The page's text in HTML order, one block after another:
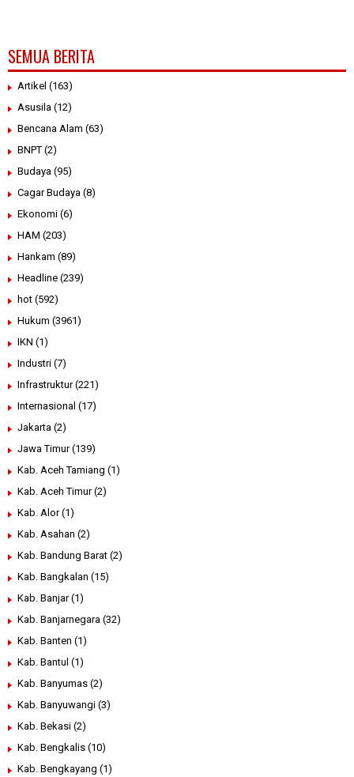
SEMUA BERITA
Artikel (163)
Asusila (12)
Bencana Alam (63)
BNPT (2)
Budaya (95)
Cagar Budaya (8)
Ekonomi (6)
HAM (203)
Hankam (89)
Headline (239)
hot (592)
Hukum (3961)
IKN (1)
Industri (7)
Infrastruktur (221)
Internasional (17)
Jakarta (2)
Jawa Timur (139)
Kab. Aceh Tamiang (1)
Kab. Aceh Timur (2)
Kab. Alor (1)
Kab. Asahan (2)
Kab. Bandung Barat (2)
Kab. Bangkalan (15)
Kab. Banjar (1)
Kab. Banjarnegara (32)
Kab. Banten (1)
Kab. Bantul (1)
Kab. Banyumas (2)
Kab. Banyuwangi (3)
Kab. Bekasi (2)
Kab. Bengkalis (10)
Kab. Bengkayang (1)